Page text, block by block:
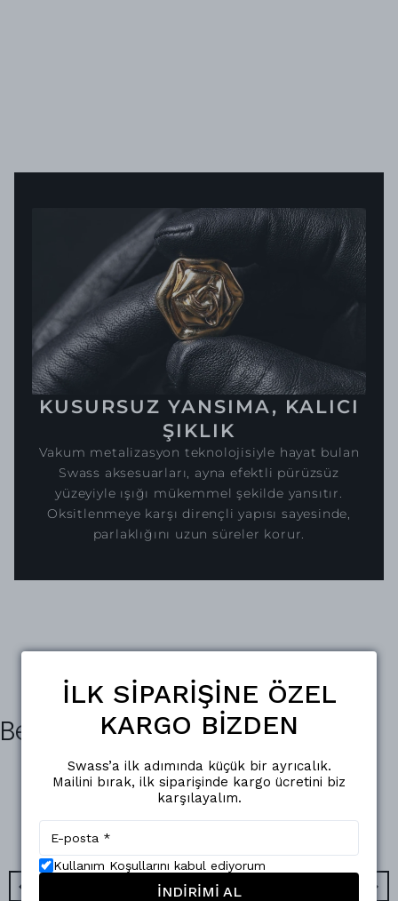
KUSURSUZ YANSIMA, KALICI
ŞIKLIK
Vakum metalizasyon teknolojisiyle hayat bulan
Swass aksesuarları, ayna efektli pürüzsüz
yüzeyiyle ışığı mükemmel şekilde yansıtır.
Oksitlenmeye karşı dirençli yapısı sayesinde,
parlaklığını uzun süreler korur.
Benzer Ürünler
İLK SİPARİŞİNE ÖZEL
KARGO BİZDEN
Swass’a ilk adımında küçük bir ayrıcalık.
Mailini bırak, ilk siparişinde kargo ücretini biz
karşılayalım.
Kullanım Koşullarını kabul ediyorum
İNDİRİMİ AL